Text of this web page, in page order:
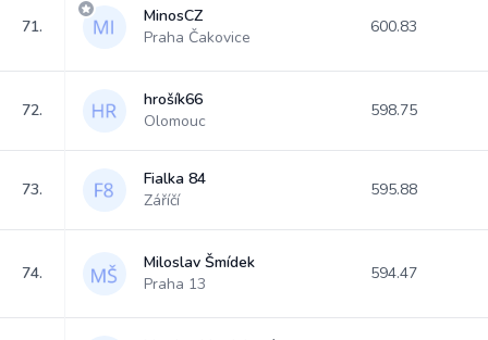
71.
MinosCZ
Praha Čakovice
600.83
72.
hrošík66
Olomouc
598.75
73.
Fialka 84
Záříčí
595.88
74.
Miloslav Šmídek
Praha 13
594.47